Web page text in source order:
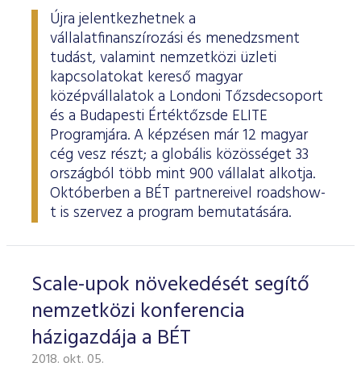
Újra jelentkezhetnek a
vállalatfinanszírozási és menedzsment
tudást, valamint nemzetközi üzleti
kapcsolatokat kereső magyar
középvállalatok a Londoni Tőzsdecsoport
és a Budapesti Értéktőzsde ELITE
Programjára. A képzésen már 12 magyar
cég vesz részt; a globális közösséget 33
országból több mint 900 vállalat alkotja.
Októberben a BÉT partnereivel roadshow-
t is szervez a program bemutatására.
Scale-upok növekedését segítő
nemzetközi konferencia
házigazdája a BÉT
2018. okt. 05.